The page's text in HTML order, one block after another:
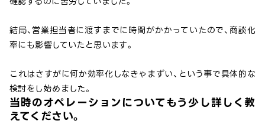
結局、営業担当者に渡すまでに時間がかかっていたので、商談化
率にも影響していたと思います。
これはさすがに何か効率化しなきゃまずい、という事で具体的な
検討をし始めました。
当時のオペレーションについてもう少し詳しく教
えてください。